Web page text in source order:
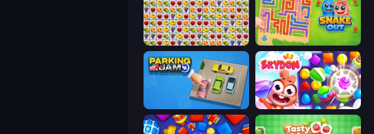
Same Game Fruit Collapse Snake Out: Maze Escape
Skydom